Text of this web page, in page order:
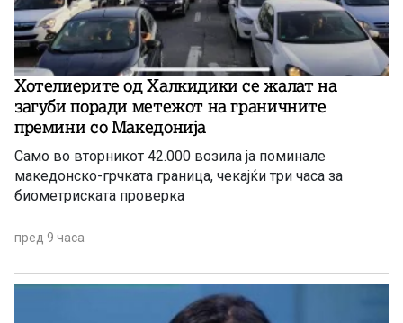
Хотелиерите од Халкидики се жалат на
загуби поради метежот на граничните
премини со Македонија
Само во вторникот 42.000 возила ја поминале
македонско-грчката граница, чекајќи три часа за
биометриската проверка
пред 9 часа